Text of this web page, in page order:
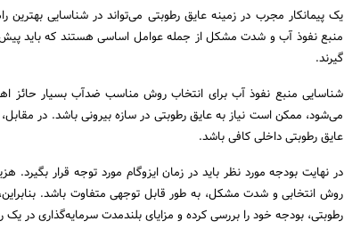
یک پیمانکار مجرب در زمینه عایق رطوبتی می‌تواند در شناسایی
منبع نفوذ آب و شدت مشکل از جمله عوامل اساسی هستند که باید پیش
گیرند.
شناسایی منبع نفوذ آب برای انتخاب روش مناسب ضدآب بسیار حائز
می‌شود، ممکن است نیاز به عایق رطوبتی در سازه بیرونی باشد. در
عایق رطوبتی داخلی کافی باشد.
در نهایت بودجه مورد نظر باید در زمان ایزوگام مورد توجه قرار بگیرد.
روش انتخابی و شدت مشکل، به طور قابل توجهی متفاوت باشد.
رطوبتی، بودجه خود را بررسی کرده و مزایای بلندمدت سرمایه‌گذاری در